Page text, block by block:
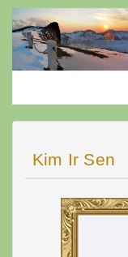
Skip
content
Kim Ir Sen